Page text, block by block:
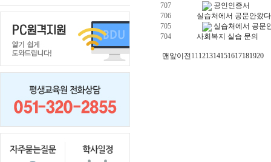
707
공인인증서
706
실습처에서 공문안왔
705
실습처에서 공문
704
사회복지 실습 문의
맨앞이전 11121314151617181920